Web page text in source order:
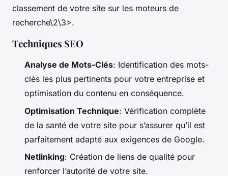
classement de votre site sur les moteurs de
recherche\2\3>.
Techniques SEO
Analyse de Mots-Clés: Identification des mots-
clés les plus pertinents pour votre entreprise et
optimisation du contenu en conséquence.
Optimisation Technique: Vérification complète
de la santé de votre site pour s’assurer qu’il est
parfaitement adapté aux exigences de Google.
Netlinking: Création de liens de qualité pour
renforcer l’autorité de votre site.